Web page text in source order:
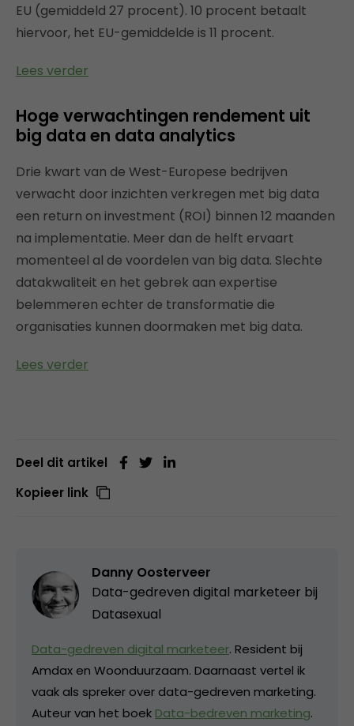
EU (gemiddeld 27 procent). 10 procent betaalt
hiervoor, het EU-gemiddelde is 11 procent.
Lees verder
Hoge verwachtingen rendement uit
big data en data analytics
Drie kwart van de West-Europese bedrijven
verwacht door inzichten verkregen met big data
een return on investment (ROI) binnen 12 maanden
na implementatie. Meer dan de helft ervaart
momenteel al de voordelen van big data. Slechte
datakwaliteit en het gebrek aan expertise
belemmeren echter de transformatie die
organisaties kunnen doormaken met big data.
Lees verder
Deel dit artikel
Kopieer link
Danny Oosterveer
Data-gedreven digital marketeer bij
Datasexual
Data-gedreven digital marketeer. Resident bij
Amdax en Woonduurzaam. Daarnaast vertel ik
vaak als spreker over data-gedreven marketing.
Auteur van het boek Data-bedreven marketing.